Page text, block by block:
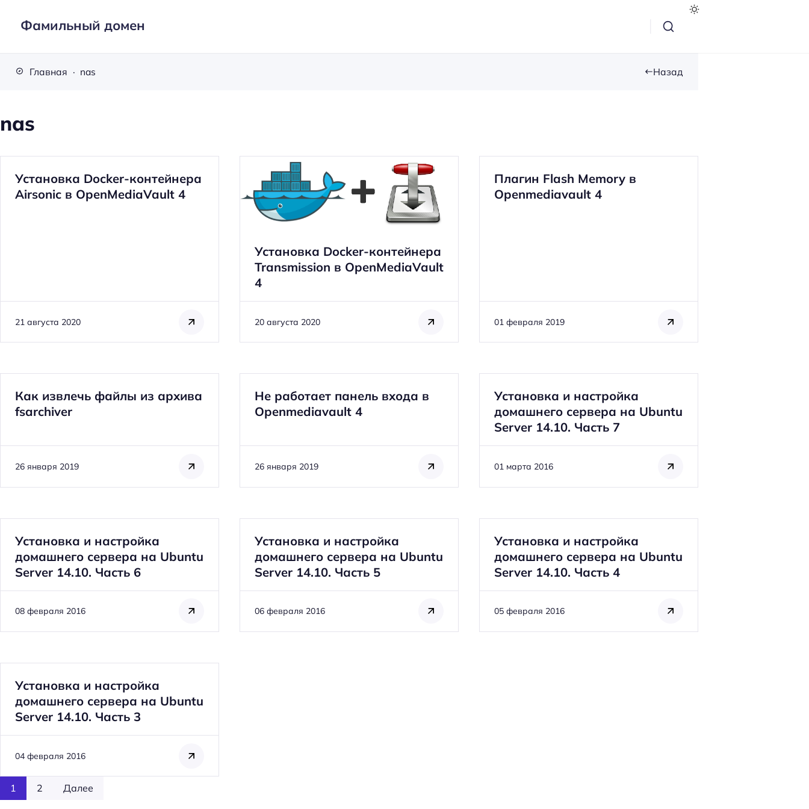
Фамильный домен
Главная nas Назад
nas
Установка Docker-контейнера
Airsonic в OpenMediaVault 4
21 августа 2020
Установка Docker-контейнера
Transmission в OpenMediaVault
4
20 августа 2020
Плагин Flash Memory в
Openmediavault 4
01 февраля 2019
Как извлечь файлы из архива
fsarchiver
26 января 2019
Не работает панель входа в
Openmediavault 4
26 января 2019
Установка и настройка
домашнего сервера на Ubuntu
Server 14.10. Часть 7
01 марта 2016
Установка и настройка
домашнего сервера на Ubuntu
Server 14.10. Часть 6
08 февраля 2016
Установка и настройка
домашнего сервера на Ubuntu
Server 14.10. Часть 5
06 февраля 2016
Установка и настройка
домашнего сервера на Ubuntu
Server 14.10. Часть 4
05 февраля 2016
Установка и настройка
домашнего сервера на Ubuntu
Server 14.10. Часть 3
04 февраля 2016
1 2 Далее